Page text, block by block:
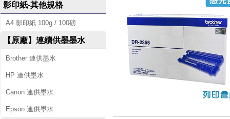
影印紙-其他規格
A4 影印紙 100g / 100磅
【原廠】連續供墨墨水
Brother 連供墨水
HP 連供墨水
Canon 連供墨水
Epson 連供墨水